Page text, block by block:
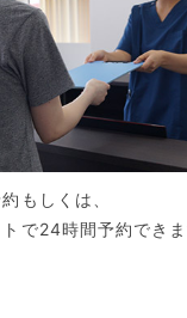
もしくは、
で24時間予約できま